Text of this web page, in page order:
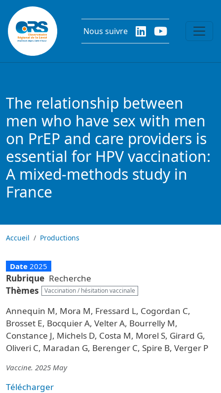
Aller au contenu principal
Nous suivre
The relationship between
men who have sex with men
on PrEP and care providers is
essential for HPV vaccination:
A mixed-methods study in
France
Accueil Productions
Date 2025
Rubrique Recherche
Thèmes
Vaccination / hésitation vaccinale
Annequin M, Mora M, Fressard L, Cogordan C,
Brosset E, Bocquier A, Velter A, Bourrelly M,
Constance J, Michels D, Costa M, Morel S, Girard G,
Oliveri C, Maradan G, Berenger C, Spire B, Verger P
Vaccine. 2025 May
Télécharger